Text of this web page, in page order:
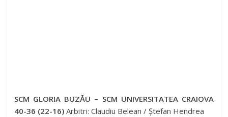
SCM GLORIA BUZĂU – SCM UNIVERSITATEA CRAIOVA
40-36 (22-16) Arbitri: Claudiu Belean / Ștefan Hendrea